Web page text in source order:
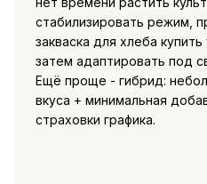
стабилизировать режим,
закваска для хлеба купить
затем адаптировать под
Ещё проще - гибрид:
вкуса + минимальная
страховки графика.